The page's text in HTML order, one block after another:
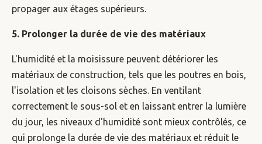
propager aux étages supérieurs.
5. Prolonger la durée de vie des matériaux
L'humidité et la moisissure peuvent détériorer les
matériaux de construction, tels que les poutres en bois,
l'isolation et les cloisons sèches. En ventilant
correctement le sous-sol et en laissant entrer la lumière
du jour, les niveaux d'humidité sont mieux contrôlés, ce
qui prolonge la durée de vie des matériaux et réduit le